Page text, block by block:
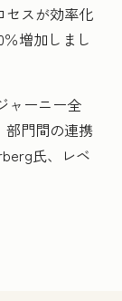
セスが効率化
増加しまし
ャーニー全
部門間の連携
氏、レベ